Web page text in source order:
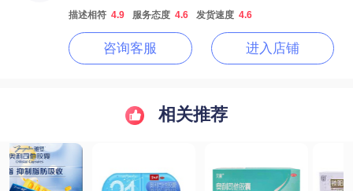
描述相符 4.9 服务态度 4.6 发货速度 4.6
咨询客服 进入店铺
相关推荐